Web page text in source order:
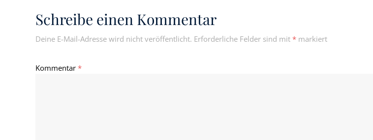
Schreibe einen Kommentar
Deine E-Mail-Adresse wird nicht veröffentlicht. Erforderliche Felder sind mit * markiert
Kommentar *